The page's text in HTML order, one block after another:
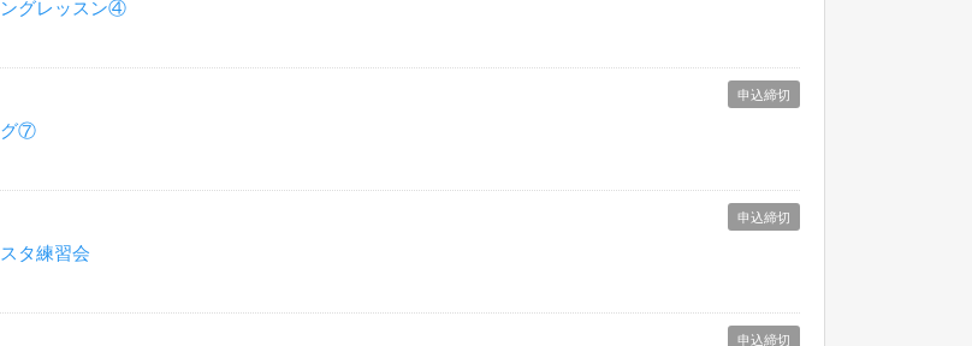
ングレッスン④
グ⑦
申込締切
タ練習会
申込締切
申込締切